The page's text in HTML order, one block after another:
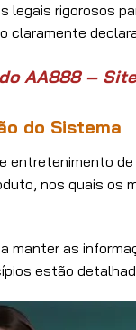
rigorosos
claramente
AA888 –
do Sistema
entretenimento
nos quais os
manter as
estão